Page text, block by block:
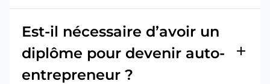
Est-il nécessaire d’avoir un
diplôme pour devenir auto-
entrepreneur ?
add